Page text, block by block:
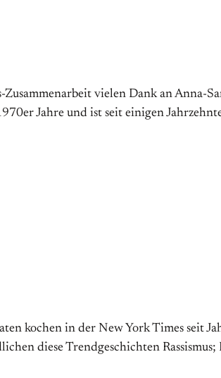
vielen Dank an Anna-
Jahre und ist seit einigen
kochen in der New York Times seit
diese Trendgeschichten